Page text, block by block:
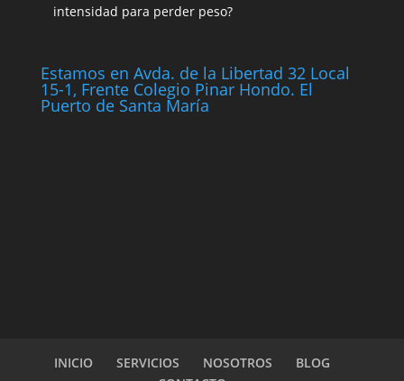
intensidad para perder peso?
Estamos en Avda. de la Libertad 32 Local
15-1, Frente Colegio Pinar Hondo. El
Puerto de Santa María
INICIO SERVICIOS NOSOTROS
BLOG